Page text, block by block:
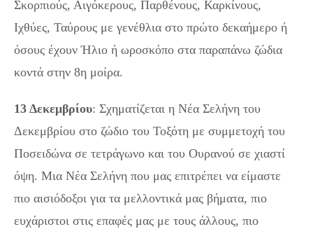
Σκορπιούς, Αιγόκερους, Παρθένους, Καρκίνους,
Ιχθύες, Ταύρους με γενέθλια στο πρώτο δεκαήμερο ή
όσους έχουν Ήλιο ή ωροσκόπο στα παραπάνω ζώδια
κοντά στην 8η μοίρα.
13 Δεκεμβρίου: Σχηματίζεται η Νέα Σελήνη του
Δεκεμβρίου στο ζώδιο του Τοξότη με συμμετοχή του
Ποσειδώνα σε τετράγωνο και του Ουρανού σε χιαστί
όψη. Μια Νέα Σελήνη που μας επιτρέπει να είμαστε
πιο αισιόδοξοι για τα μελλοντικά μας βήματα, πιο
ευχάριστοι στις επαφές μας με τους άλλους, πιο